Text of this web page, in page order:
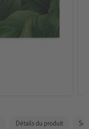
Détails du produit